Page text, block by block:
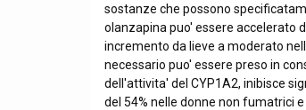
sostanze che possono
olanzapina puo' essere accelerato
incremento da lieve a moderato
necessario puo' essere preso in
dell'attivita' del CYP1A2, inibisce
del 54% nelle donne non fumatrici